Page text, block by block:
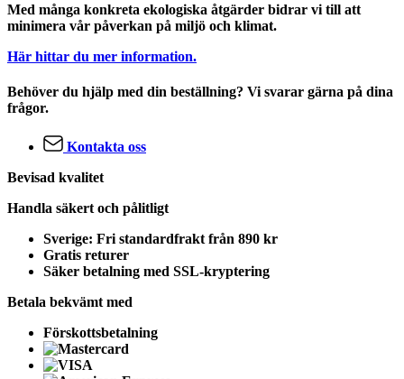
Med många konkreta ekologiska åtgärder bidrar vi till att
minimera vår påverkan på miljö och klimat.
Här hittar du mer information.
Behöver du hjälp med din beställning? Vi svarar gärna på dina
frågor.
Kontakta oss
Bevisad kvalitet
Handla säkert och pålitligt
Sverige: Fri standardfrakt från 890 kr
Gratis returer
Säker betalning med SSL-kryptering
Betala bekvämt med
Förskottsbetalning